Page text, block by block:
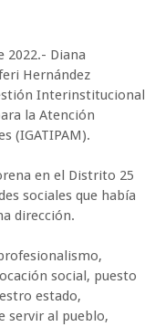
2022.- Diana
Hernández
Interinstitucional
la Atención
(IGATIPAM).
en el Distrito 25
sociales que había
dirección.
social, puesto
estado,
servir al pueblo,